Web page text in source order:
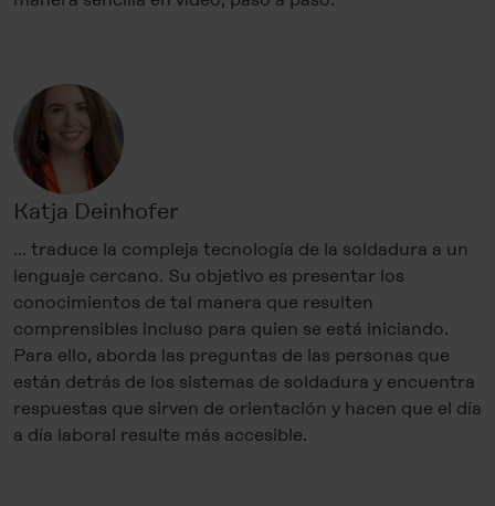
Katja Deinhofer
… traduce la compleja tecnología de la soldadura a un
lenguaje cercano. Su objetivo es presentar los
conocimientos de tal manera que resulten
comprensibles incluso para quien se está iniciando.
Para ello, aborda las preguntas de las personas que
están detrás de los sistemas de soldadura y encuentra
respuestas que sirven de orientación y hacen que el día
a día laboral resulte más accesible.